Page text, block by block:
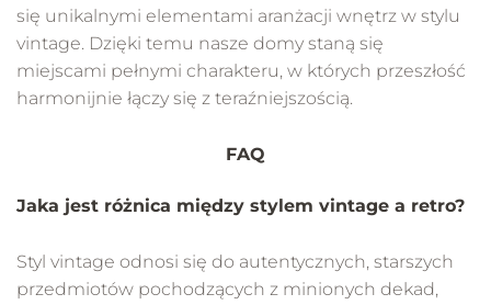
się unikalnymi elementami aranżacji wnętrz w stylu
vintage. Dzięki temu nasze domy staną się
miejscami pełnymi charakteru, w których przeszłość
harmonijnie łączy się z teraźniejszością.
FAQ
Jaka jest różnica między stylem vintage a retro?
Styl vintage odnosi się do autentycznych, starszych
przedmiotów pochodzących z minionych dekad,